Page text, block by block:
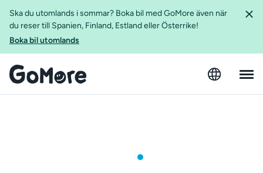
Ska du utomlands i sommar? Boka bil med GoMore även när
du reser till Spanien, Finland, Estland eller Österrike!
Boka bil utomlands